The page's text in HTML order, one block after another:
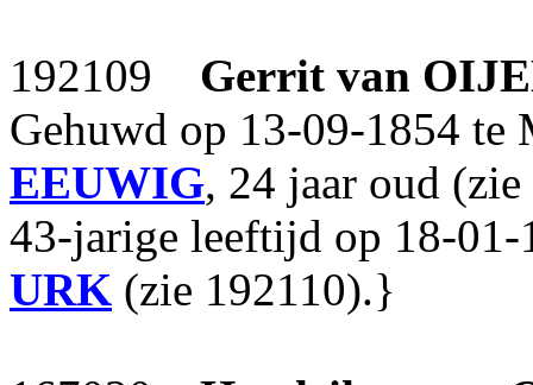
192109 Gerrit van
Gehuwd op 13-09-1854 te
EEUWIG, 24 jaar oud
43-jarige leeftijd op 18-
URK (zie 192110).}